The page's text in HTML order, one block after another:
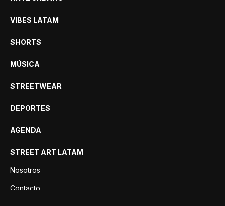
VIBES LATAM
SHORTS
MÚSICA
STREETWEAR
DEPORTES
AGENDA
STREET ART LATAM
Nosotros
Contacto